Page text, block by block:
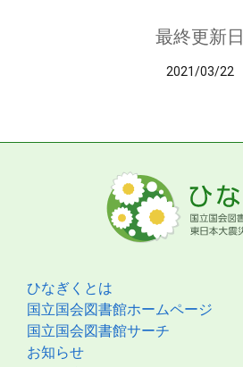
最終更新日
2021/03/22
ひなぎくとは
国立国会図書館ホームページ
国立国会図書館サーチ
お知らせ